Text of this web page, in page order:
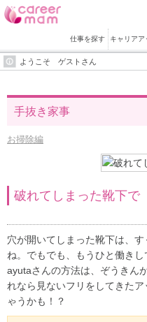
仕事を探す キャリアア
ようこそ ゲストさん
手抜き家事
お掃除編
破れてしまった靴下で
穴が開いてしまった靴下は、
ね。でもでも、もうひと働き
ayutaさんの方法は、ぞうきん
れなら見ないフリをしてきた
ゃうかも！？